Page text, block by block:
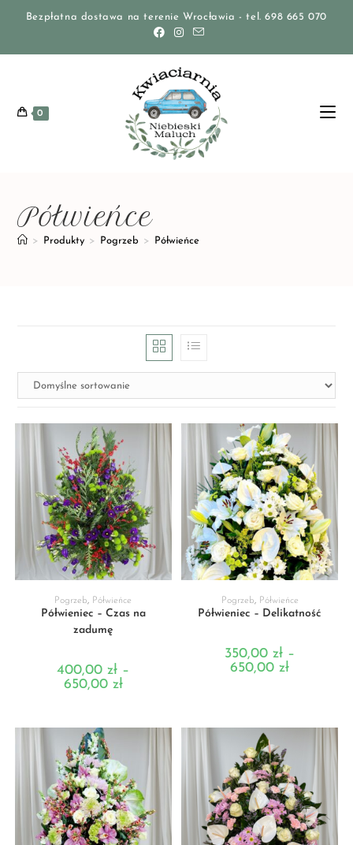
Bezpłatna dostawa na terenie Wrocławia - tel. 698 665 070
0
Półwieńce
> Produkty > Pogrzeb > Półwieńce
WYBIERZ OPCJE
Pogrzeb, Półwieńce
Półwieniec – Czas na
zadumę
400,00zł –
650,00 zł
WYBIERZ OPCJE
Pogrzeb, Półwieńce
Półwieniec – Delikatność
350,00zł –
650,00zł